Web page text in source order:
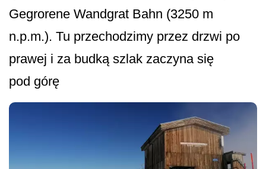
Gegrorene Wandgrat Bahn (3250 m
n.p.m.). Tu przechodzimy przez drzwi po
prawej i za budką szlak zaczyna się
pod górę